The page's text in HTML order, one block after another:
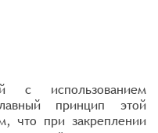
с использованием
принцип этой
что при закреплении